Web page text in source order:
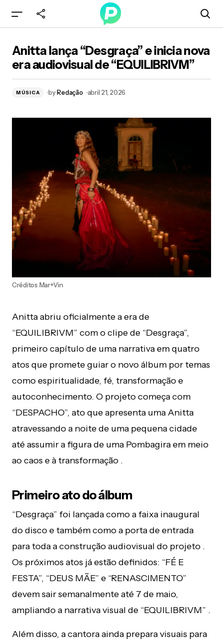
audiovisual de “EQUILIBRIVM”
Anitta lança “Desgraça” e inicia nova
era audiovisual de “EQUILIBRIVM”
MÚSICA byRedação abril 21, 2026
Créditos Mar+Vin
Anitta abriu oficialmente a era de
“EQUILIBRIVM” com o clipe de “Desgraça”,
primeiro capítulo de uma narrativa em quatro
atos que promete guiar o novo álbum por temas
como espiritualidade, fé, transformação e
autoconhecimento. O projeto começa com
“DESPACHO”, ato que apresenta uma Anitta
atravessando a noite de uma pequena cidade
até assumir a figura de uma Pombagira em meio
ao caos e à transformação .
Primeiro ato do álbum
“Desgraça” foi lançada como a faixa inaugural
do disco e também como a porta de entrada
para toda a construção audiovisual do projeto .
Os próximos atos já estão definidos: “FÉ E
FESTA”, “DEUS MÃE” e “RENASCIMENTO”
devem sair semanalmente até 7 de maio,
ampliando a narrativa visual de “EQUILIBRIVM” .
Além disso, a cantora ainda prepara visuais para